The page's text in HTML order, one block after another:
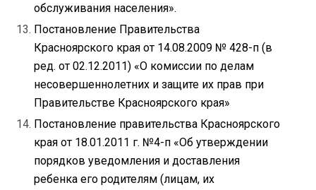
обслуживания населения».
Постановление Правительства
Красноярского края от 14.08.2009 № 428-п (в
ред. от 02.12.2011) «О комиссии по делам
несовершеннолетних и защите их прав при
Правительстве Красноярского края»
Постановление правительства Красноярского
края от 18.01.2011 г. №4-п «Об утверждении
порядков уведомления и доставления
ребенка его родителям (лицам, их